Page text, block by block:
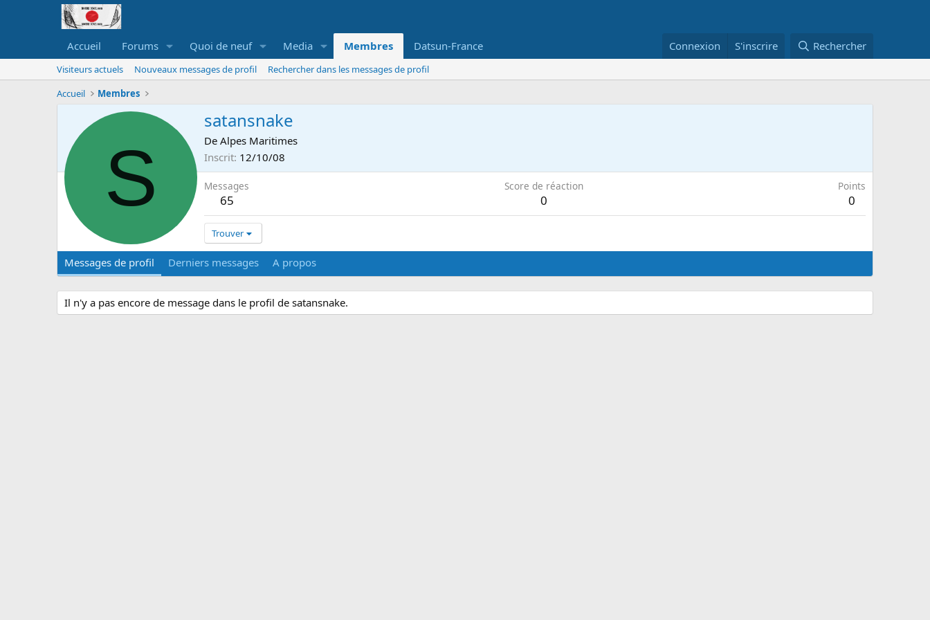
Accueil Forums Quoi de neuf Media Membres Datsun-France Connexion S'inscrire Rechercher
Visiteurs actuels Nouveaux messages de profil
Rechercher dans les messages de profil
Accueil
Membres
S
satansnake
De Alpes Maritimes
Inscrit 12/10/08
Messages
65
Score de réaction
0
Points
0
Trouver
Messages de profil Derniers messages A propos
Il n'y a pas encore de message dans le profil de satansnake.